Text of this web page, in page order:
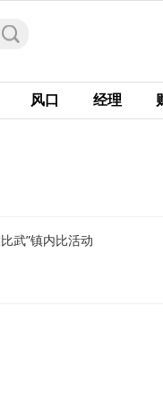
风口 经理
武”镇内比活动